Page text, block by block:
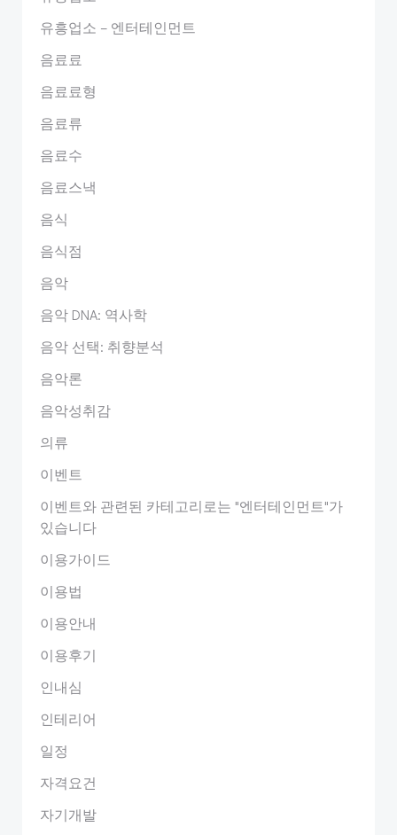
유흥업소 – 엔터테인먼트
음료료
음료료형
음료류
음료수
음료스낵
음식
음식점
음악
음악 DNA: 역사학
음악 선택: 취향분석
음악론
음악성취감
의류
이벤트
이벤트와 관련된 카테고리로는 "엔터테인먼트"가
있습니다
이용가이드
이용법
이용안내
이용후기
인내심
인테리어
일정
자격요건
자기개발